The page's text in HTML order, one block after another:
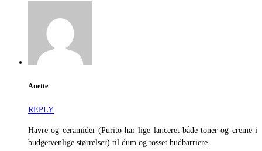
Anette
REPLY
Havre og ceramider (Purito har lige lanceret både toner og creme i
budgetvenlige størrelser) til dum og tosset hudbarriere.